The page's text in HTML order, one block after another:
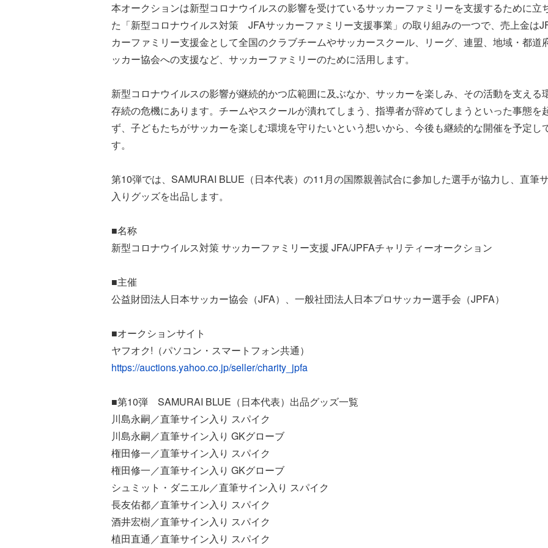
本オークションは新型コロナウイルスの影響を受けているサッカーファミリーを支援するために立
た「新型コロナウイルス対策 JFAサッカーファミリー支援事業」の取り組みの一つで、売上金は
カーファミリー支援金として全国のクラブチームやサッカースクール、リーグ、連盟、地域・都道
ッカー協会への支援など、サッカーファミリーのために活用します。
新型コロナウイルスの影響が継続的かつ広範囲に及ぶなか、サッカーを楽しみ、その活動を支える
存続の危機にあります。チームやスクールが潰れてしまう、指導者が辞めてしまうといった事態を
ず、子どもたちがサッカーを楽しむ環境を守りたいという想いから、今後も継続的な開催を予定し
す。
第10弾では、SAMURAI BLUE（日本代表）の11月の国際親善試合に参加した選手が協力し、直筆
入りグッズを出品します。
■名称
新型コロナウイルス対策 サッカーファミリー支援 JFA/JPFAチャリティーオークション
■主催
公益財団法人日本サッカー協会（JFA）、一般社団法人日本プロサッカー選手会（JPFA）
■オークションサイト
ヤフオク!（パソコン・スマートフォン共通）
https://auctions.yahoo.co.jp/seller/charity_jpfa
■第10弾 SAMURAI BLUE（日本代表）出品グッズ一覧
川島永嗣／直筆サイン入り スパイク
川島永嗣／直筆サイン入り GKグローブ
権田修一／直筆サイン入り スパイク
権田修一／直筆サイン入り GKグローブ
シュミット・ダニエル／直筆サイン入り スパイク
長友佑都／直筆サイン入り スパイク
酒井宏樹／直筆サイン入り スパイク
植田直通／直筆サイン入り スパイク